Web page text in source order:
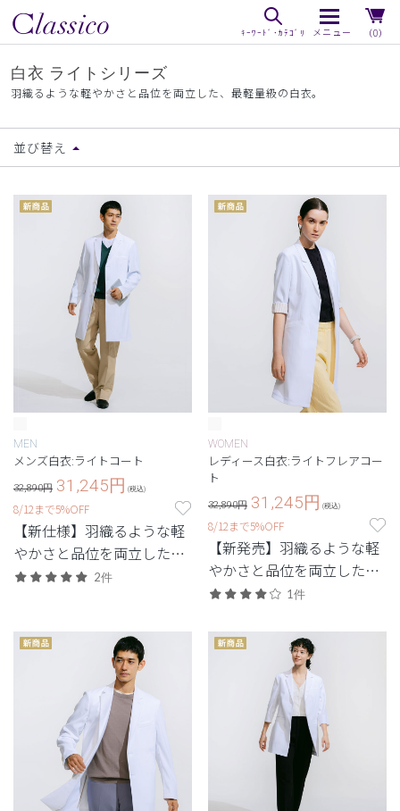
（0）
白衣 ライトシリーズ
羽織るような軽やかさと品位を両立した、最軽量級の白衣。
並び替え
MEN
メンズ白衣:ライトコート
32,890円 31,245円 (税込)
8/12まで5%OFF
【新仕様】羽織るような軽
やかさと品位を両立した、
最軽量級の白衣。
2件
WOMEN
レディース白衣:ライトフレアコー
ト
32,890円 31,245円 (税込)
8/12まで5%OFF
【新発売】羽織るような軽
やかさと品位を両立した、
最軽量級の白衣。
1件